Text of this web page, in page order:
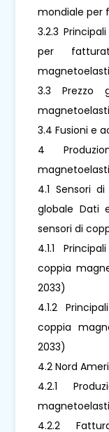
mondiale per
3.2.3
per
3.3 Prezzo
3.4 Fusioni e
4
4.1 Sensori
globale Dati
sensori di
4.1.1
coppia
2033)
4.1.2
coppia
2033)
4.2 Nord
4.2.1
4.2.2